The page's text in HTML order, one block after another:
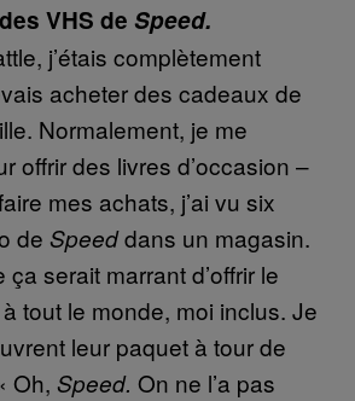
VHS de Speed.
j’étais complètement
acheter des cadeaux de
Normalement, je me
offrir des livres d’occasion –
mes achats, j’ai vu six
de Speeddans un magasin.
serait marrant d’offrir le
tout le monde, moi inclus. Je
leur paquet à tour de
Oh, Speed. On ne l’a pas